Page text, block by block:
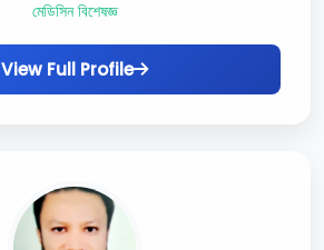
মেডিসিন বিশেষজ্ঞ
View Full Profile